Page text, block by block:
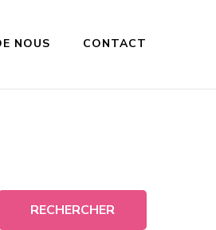
NOUS CONTACT
RECHERCHER